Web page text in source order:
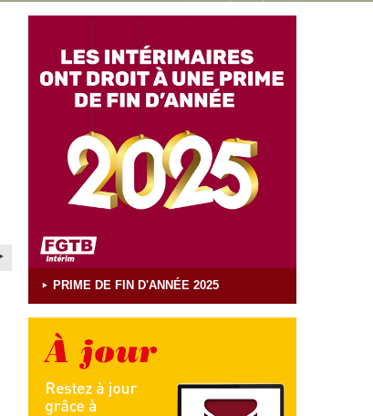
PRIME DE FIN D'ANNÉE 2025